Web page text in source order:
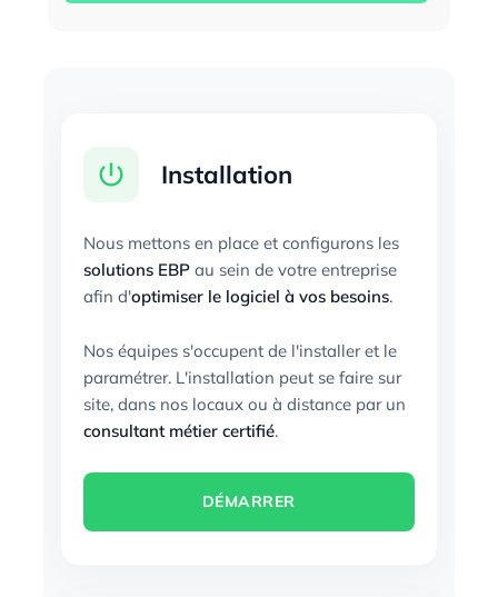
Installation
Nous mettons en place et configurons les
solutions EBPau sein de votre entreprise
afin d'optimiser le logiciel à vos besoins.
Nos équipes s'occupent de l'installer et le
paramétrer. L'installation peut se faire sur
site, dans nos locaux ou à distance par un
consultant métier certifié.
DÉMARRER